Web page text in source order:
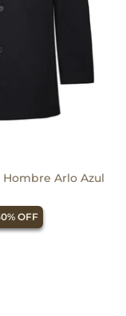
Arlo Azul
OFF